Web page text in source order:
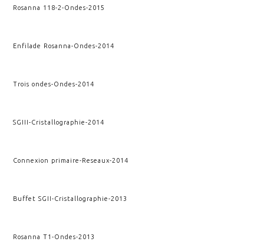
Rosanna 118-2-Ondes-2015
Enfilade Rosanna-Ondes-2014
Trois ondes-Ondes-2014
SGIII-Cristallographie-2014
Connexion primaire-Reseaux-2014
Buffet SGII-Cristallographie-2013
Rosanna T1-Ondes-2013